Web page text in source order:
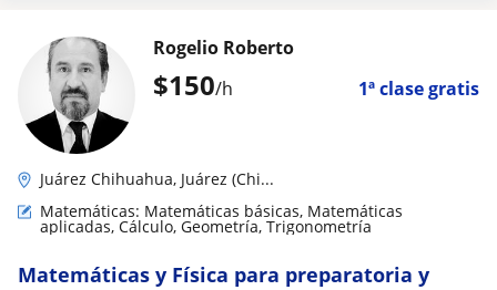
$150/h 1ª clase gratis
Rogelio Roberto
Juárez Chihuahua, Juárez (Chi...
Matemáticas: Matemáticas básicas, Matemáticas
aplicadas, Cálculo, Geometría, Trigonometría
Matemáticas y Física para preparatoria y